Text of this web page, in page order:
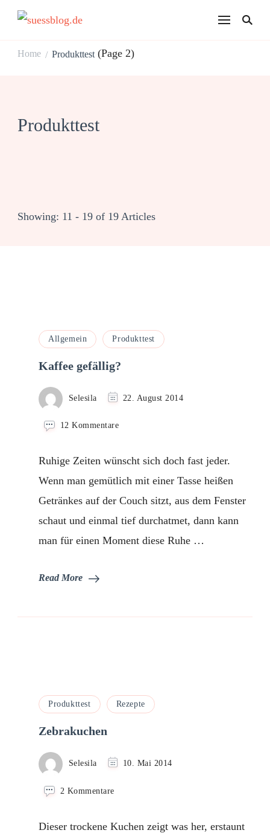
Home / Produkttest (Page 2)
Produkttest
Showing: 11 - 19 of 19 Articles
Allgemein Produkttest
Kaffee gefällig?
Selesila 22. August 2014
12 Kommentarezu
Ruhige Zeiten wünscht sich doch fast jeder.
Wenn man gemütlich mit einer Tasse heißen
Getränkes auf der Couch sitzt, aus dem Fenster
schaut und einmal tief durchatmet, dann kann
man für einen Moment diese Ruhe …
Read More
Produkttest Rezepte
Zebrakuchen
Selesila 10. Mai 2014
2 Kommentarezu
Dieser trockene Kuchen zeigt was her, erstaunt